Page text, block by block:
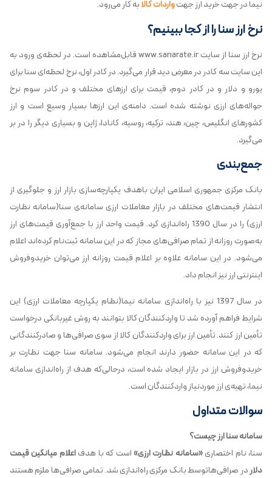
نیما در جهت خرید ارز جهتواردات کالابه کار می‌رود.
نرخ ارز سنا را از کجا ببینیم؟
نرخ ارز سنا از سایت www.sanarate.ir قابل‌مشاهده است. در لحظه‌ی ورود به
این سایت سه کادر در معرض دید قرار می‌گیرد. در کادر اول، نرخ لحظه‌ای سنا برای
یورو و دلار و در کادر دوم، قیمت برای ارزهای مختلف و در کادر سوم نرخ
حواله‌های ارزی نوشته شده است. دامنه‌ی این ارزها بسیار وسیع است و ارز
کشورهای انگلیس، چین، هند، ترکیه، روسیه، کانادا، ژاپن و بسیاری دیگر را در بر
می‌گیرد.
جمع‌بندی
بانک مرکزی جمهوری اسلامی ایران باهدف یکپارچه‌سازی بازار ارز و جلوگیری از
انتشار قیمت‌های مختلف در بازار معاملات ارزی سامانه‌ی سنا(سامانه نظارت
ارزی) را در سال 1390 راه‌اندازی کرد. قیمت واحد ارز با جمع‌آوری قیمت‌های ارز
به‌صورت روزانه از تمام صرافی‌های مجاز که در این سامانه ثبت‌نام کرده‌اند اعلام
می‌شود. در این سامانه علاوه بر اعلام قیمت روزانه ارز می‌توان خریدوفروش
اینترنتی ارز نیز انجام داد.
در سال 1397 نیز با راه‌اندازی سامانه نیما(نظام یکپارچه معاملات ارزی) این
شرایط فراهم آورده شد تا واردکنندگان کالا بتوانند به روش غیربانکی درخواست
تأمین ارز کنند. تأمین ارز برای واردکنندگان کالا از سوی صرافی‌ها و صادرکنندگانی
که در این سامانه حضور دارند انجام می‌شود. سامانه سنا جهت نظارت بر
خریدوفروش ارز در بازار ایجاد شده است، درحالی‌که هدف از راه‌اندازی سامانه
نیما، تهیه‌ی ارز موردنیاز واردکنندگان است.
سوالات متداول
سامانه سنا ارز چیست؟
سنا، نام اختصاری«سامانه نظارت ارزی»است که با هدفاعلام میانگین قیمت
دلاردر صرافی‌هاتوسط بانک مرکزی راه‌اندازی شد. تمامی صرافی‌ها ملزم هستند